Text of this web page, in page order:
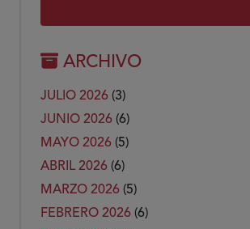
ARCHIVO
JULIO 2026 (3)
JUNIO 2026 (6)
MAYO 2026 (5)
ABRIL 2026 (6)
MARZO 2026 (5)
FEBRERO 2026 (6)